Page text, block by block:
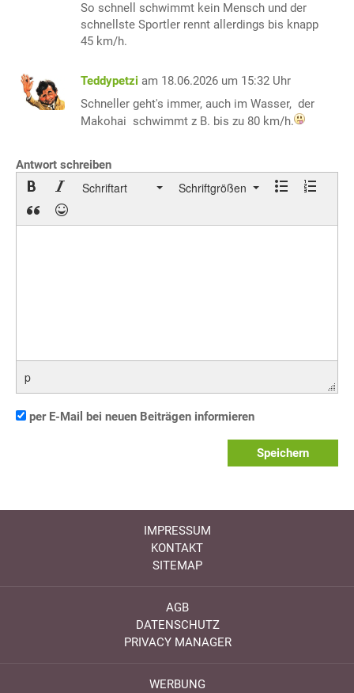
So schnell schwimmt kein Mensch und der
schnellste Sportler rennt allerdings bis knapp
45 km/h.
Teddypetzi am 18.06.2026 um 15:32 Uhr
Schneller geht's immer, auch im Wasser, der
Makohai schwimmt z B. bis zu 80 km/h.
Antwort schreiben
Schriftart Schriftgrößen
p
per E-Mail bei neuen Beiträgen informieren
Speichern
IMPRESSUM
KONTAKT
SITEMAP
AGB
DATENSCHUTZ
PRIVACY MANAGER
WERBUNG